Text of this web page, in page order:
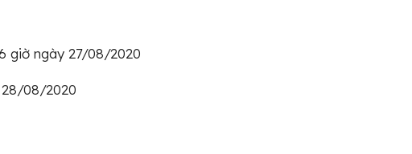
giờ ngày 27/08/2020
08/2020